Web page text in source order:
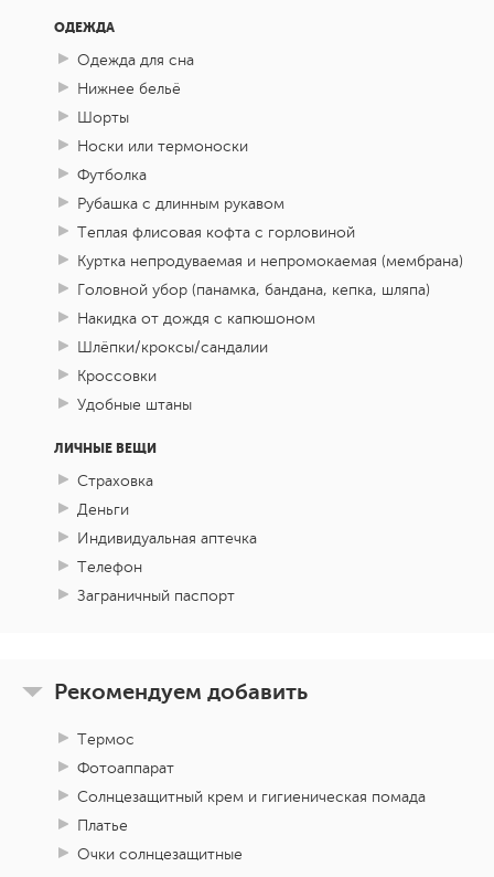
ОДЕЖДА
Одежда для сна
Нижнее бельё
Шорты
Носки или термоноски
Футболка
Рубашка с длинным рукавом
Теплая флисовая кофта с горловиной
Куртка непродуваемая и непромокаемая (мембрана)
Головной убор (панамка, бандана, кепка, шляпа)
Накидка от дождя с капюшоном
Шлёпки/кроксы/сандалии
Кроссовки
Удобные штаны
ЛИЧНЫЕ ВЕЩИ
Страховка
Деньги
Индивидуальная аптечка
Телефон
Заграничный паспорт
Рекомендуем добавить
Термос
Фотоаппарат
Солнцезащитный крем и гигиеническая помада
Платье
Очки солнцезащитные